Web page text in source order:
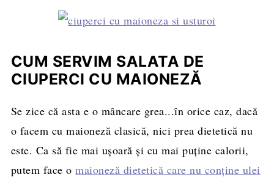
CUM SERVIM SALATA DE
CIUPERCI CU MAIONEZĂ
Se zice că asta e o mâncare grea...în orice caz, dacă
o facem cu maioneză clasică, nici prea dietetică nu
este. Ca să fie mai ușoară și cu mai puține calorii,
putem face omaioneză dietetică care nu conține ulei